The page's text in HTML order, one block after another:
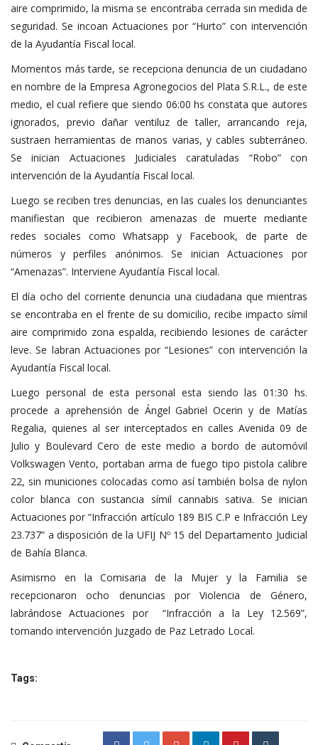
aire comprimido, la misma se encontraba cerrada sin medida de
seguridad. Se incoan Actuaciones por “Hurto” con intervención
de la Ayudantía Fiscal local.
Momentos más tarde, se recepciona denuncia de un ciudadano
en nombre de la Empresa Agronegocios del Plata S.R.L., de este
medio, el cual refiere que siendo 06:00 hs constata que autores
ignorados, previo dañar ventiluz de taller, arrancando reja,
sustraen herramientas de manos varias, y cables subterráneo.
Se inician Actuaciones Judiciales caratuladas “Robo” con
intervención de la Ayudantía Fiscal local.
Luego se reciben tres denuncias, en las cuales los denunciantes
manifiestan que recibieron amenazas de muerte mediante
redes sociales como Whatsapp y Facebook, de parte de
números y perfiles anónimos. Se inician Actuaciones por
“Amenazas”. Interviene Ayudantía Fiscal local.
El día ocho del corriente denuncia una ciudadana que mientras
se encontraba en el frente de su domicilio, recibe impacto símil
aire comprimido zona espalda, recibiendo lesiones de carácter
leve. Se labran Actuaciones por “Lesiones” con intervención la
Ayudantía Fiscal local.
Luego personal de esta personal esta siendo las 01:30 hs.
procede a aprehensión de Ángel Gabriel Ocerin y de Matías
Regalia, quienes al ser interceptados en calles Avenida 09 de
Julio y Boulevard Cero de este medio a bordo de automóvil
Volkswagen Vento, portaban arma de fuego tipo pistola calibre
22, sin municiones colocadas como así también bolsa de nylon
color blanca con sustancia símil cannabis sativa. Se inician
Actuaciones por “Infracción artículo 189 BIS C.P e Infracción Ley
23.737” a disposición de la UFIJ Nº 15 del Departamento Judicial
de Bahía Blanca.
Asimismo en la Comisaria de la Mujer y la Familia se
recepcionaron ocho denuncias por Violencia de Género,
labrándose Actuaciones por “Infracción a la Ley 12.569”,
tomando intervención Juzgado de Paz Letrado Local.
Tags: